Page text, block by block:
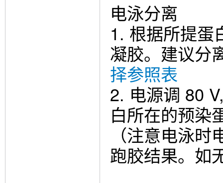
电泳分离
1. 根据所提蛋
凝胶。建议分
择参照表
2. 电源调 80
白所在的预染
（注意电泳
跑胶结果。如